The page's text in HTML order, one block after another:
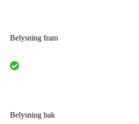
Belysning fram
Belysning bak